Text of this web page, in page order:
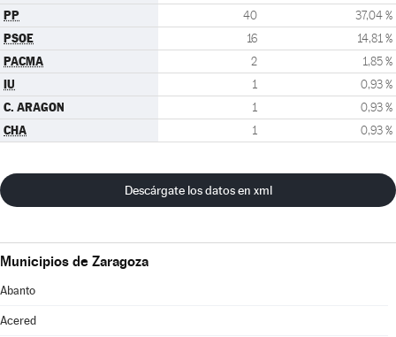
PP 40 37,04 %
PSOE 16 14,81 %
PACMA 2 1,85 %
IU 1 0,93 %
C. ARAGON 1 0,93 %
CHA 1 0,93 %
Descárgate los datos en xml
Municipios de Zaragoza
Abanto
Acered